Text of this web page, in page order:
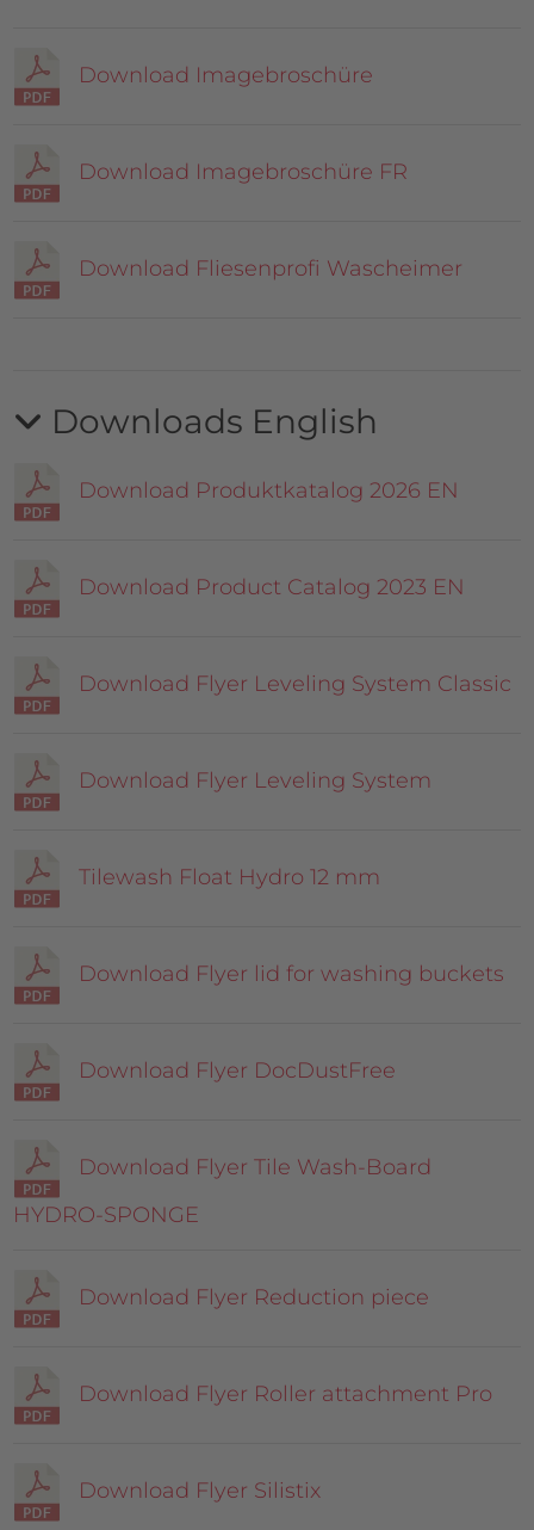
Download Imagebroschüre
Download Imagebroschüre FR
Download Fliesenprofi Wascheimer
Downloads English
Download Produktkatalog 2026 EN
Download Product Catalog 2023 EN
Download Flyer Leveling System Classic
Download Flyer Leveling System
Tilewash Float Hydro 12 mm
Download Flyer lid for washing buckets
Download Flyer DocDustFree
Download Flyer Tile Wash-Board
HYDRO-SPONGE
Download Flyer Reduction piece
Download Flyer Roller attachment Pro
Download Flyer Silistix